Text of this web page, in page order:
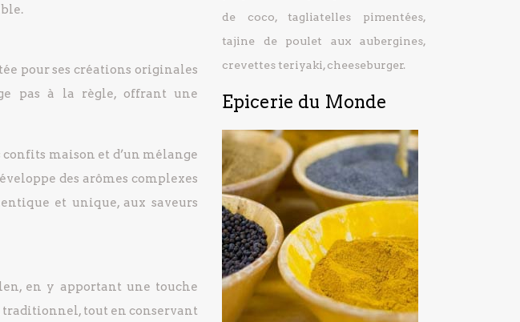
pour ses créations originales
pas à la règle, offrant une
maison et d’un mélange
des arômes complexes
et unique, aux saveurs
en y apportant une touche
traditionnel, tout en conservant
de coco, tagliatelles pimentées,
tajine de poulet aux aubergines,
crevettes teriyaki, cheeseburger.
Epicerie du Monde